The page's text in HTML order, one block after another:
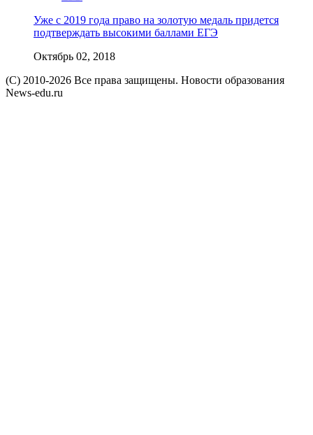
Уже с 2019 года право на золотую медаль придется
подтверждать высокими баллами ЕГЭ
Октябрь 02, 2018
(C) 2010-2026 Все права защищены. Новости образования
News-edu.ru